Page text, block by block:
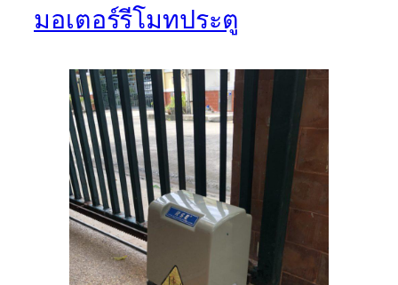
มอเตอร์รีโมทประตู